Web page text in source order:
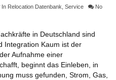
In Relocation Datenbank Service
No
in Deutschland sind
Integration Kaum ist der
Aufnahme einer
beginnt das Einleben, in
muss gefunden, Strom, Gas,